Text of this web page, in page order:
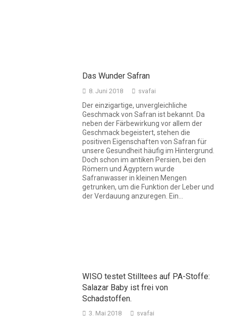
Das Wunder Safran
8. Juni 2018 svafai
Der einzigartige, unvergleichliche
Geschmack von Safran ist bekannt. Da
neben der Färbewirkung vor allem der
Geschmack begeistert, stehen die
positiven Eigenschaften von Safran für
unsere Gesundheit häufig im Hintergrund.
Doch schon im antiken Persien, bei den
Römern und Ägyptern wurde
Safranwasser in kleinen Mengen
getrunken, um die Funktion der Leber und
der Verdauung anzuregen. Ein…
WISO testet Stilltees auf PA-Stoffe:
Salazar Baby ist frei von
Schadstoffen.
3. Mai 2018 svafai